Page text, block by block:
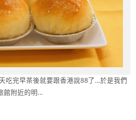
吃完早茶後就要跟香港說88了…於是我們
館附近的明…